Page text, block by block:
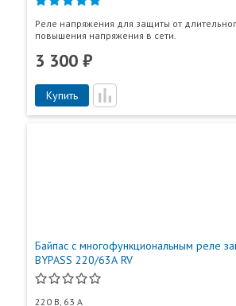
Реле напряжения для защиты от
повышения напряжения в сети.
3 300 ₽
Купить
Байпас с многофункциональным реле
BYPASS 220/63А RV
220 В, 63 А